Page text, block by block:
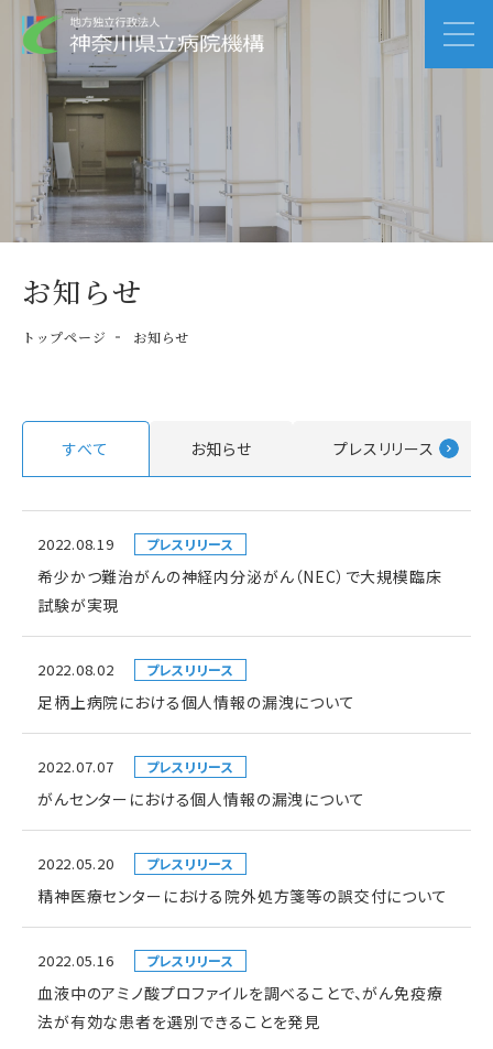
お知らせ
トップページ お知らせ
すべて お知らせ プレスリリース
2022.08.19 プレスリリース
希少かつ難治がんの神経内分泌がん（NEC）で大規模臨床
試験が実現
2022.08.02 プレスリリース
足柄上病院における個人情報の漏洩について
2022.07.07 プレスリリース
がんセンターにおける個人情報の漏洩について
2022.05.20 プレスリリース
精神医療センターにおける院外処方箋等の誤交付について
2022.05.16 プレスリリース
血液中のアミノ酸プロファイルを調べることで、がん免疫療
法が有効な患者を選別できることを発見